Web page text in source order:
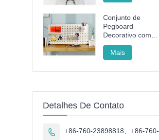
Conjunto de
Pegboard
Decorativo com
Rack, Cesto e
Copo para
Organizar
Mais
Detalhes De Contato

+86-760-23898818、+86-760-